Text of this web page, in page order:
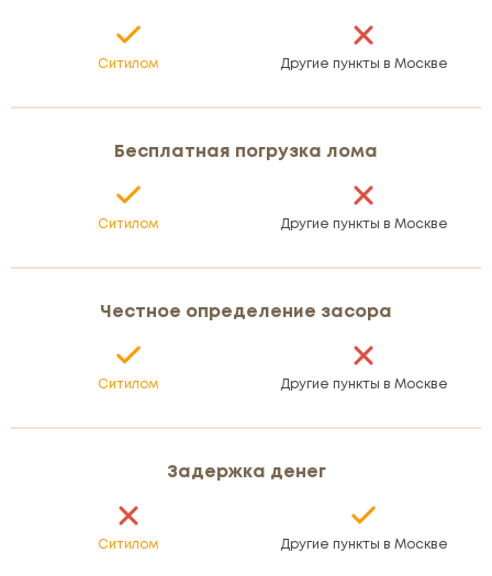
Ситилом Другие пункты в Москве
Бесплатная погрузка лома
Ситилом Другие пункты в Москве
Честное определение засора
Ситилом Другие пункты в Москве
Задержка денег
Ситилом Другие пункты в Москве